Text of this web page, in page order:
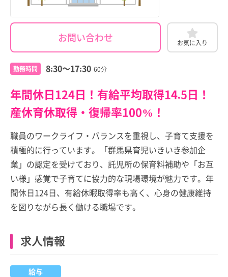
お問い合わせ お気に入り
勤務時間 8:30～17:30 60分
年間休日124日！有給平均取得14.5日！
産休育休取得・復帰率100%！
職員のワークライフ・バランスを重視し、子育て支援を
積極的に行っています。「群馬県育児いきいき参加企
業」の認定を受けており、託児所の保育料補助や「お互
い様」感覚で子育てに協力的な現場環境が魅力です。年
間休日124日、有給休暇取得率も高く、心身の健康維持
を図りながら長く働ける職場です。
求人情報
給与